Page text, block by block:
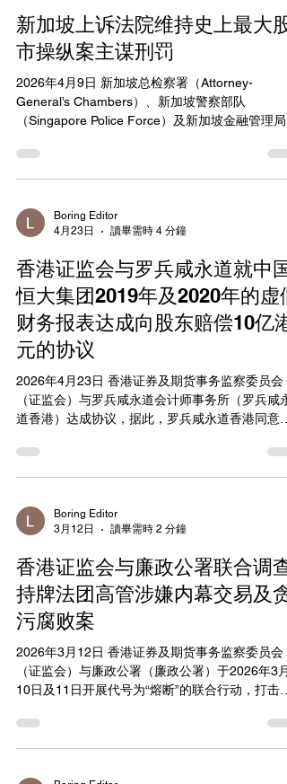
期货条例》（SFO）第IIIAA部及相关规则实施，允
许投资者以自己名义持有及转让法定所有权，而无
需纸本文件。指引强调，发行人必须委任经批准证
券登记机构（Approved Securities Registrar，简
ASR），并在指定时间内将“订明证券”（
securities）转为“参与证券”（participating
新加坡上诉法院维持史上最大股
市操纵案主谋刑罚
2026年4月9日 新加坡总检察署（Attorney-
General’s Chambers）、新加坡警察部队
（Singapore Police Force）及新加坡金融管理局
9日联合发布声明，宣布新加坡上诉法院（Court
Appeal）于2026年3月18日维持对Mr Soh Chee
罚，分别判处36年及20年监禁。该案为新加坡史
最大股市操纵案，涉及人为操纵Blumont Group
股价。 两人早前在高等法院被判分别触犯180项及
169项罪名，并就定罪及刑罚提出上诉。上诉法院
2025年10月驳回定罪上诉，并于2026年3月18日
持原判。法院认定两人通过187个交易账户精心策
操纵计划，并向Goldman Sachs International及
Boring Editor
4月23日
讀畢需時 4 分鐘
香港证监会与罗兵咸永道就中国
恒大集团2019年及2020年的虚假
财务报表达成向股东赔偿10亿港
元的协议
2026年4月23日 香港证券及期货事务监察委员会
（证监会）与罗兵咸永道会计师事务所（罗兵咸永
道香港）达成协议，据此，罗兵咸永道香港同意预
资格独立少数股东作出赔偿（注1）。 罗兵咸永道
港曾审核中国恒大截至2019年12月31日及2020年
财政年度）的财务报表。证监会的调查聚焦于中国
恒大的业绩公告和年报，当中发现目前正在清盘中
及利润。证监会亦审视了罗兵咸永道香港所担任的
角色，所得出的结论是，由于中国恒大散发虚假和
具误导性的财务资料，以及核数师严重违反其专业
责任，故曾出现市场失当行为。 根据所达成的协
议，证监会与罗兵咸永道香港同意在不承认任何法
律责任的基础上，有关事宜将完全并最终得到解
决，且证监会不会对罗兵咸永道香港采取任何进一
款。 中国恒大的虚假和具误导性的报表 证监会断
Boring Editor
3月12日
讀畢需時 2 分鐘
香港证监会与廉政公署联合调查
持牌法团高管涉嫌内幕交易及贪
污腐败案
2026年3月12日 香港证券及期货事务监察委员会
（证监会）与廉政公署（廉政公署）于2026年3月
10日及11日开展代号为“熔断”的联合行动，打击内
员，包括两家证券公司及一家对冲基金管理公司，
是该案的调查对象（注1）。 在联合行动中，证监